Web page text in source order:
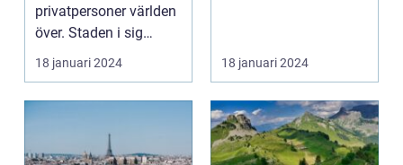
privatpersoner världen
över. Staden i sig
bjuder på e...
18 januari 2024 18 januari 2024